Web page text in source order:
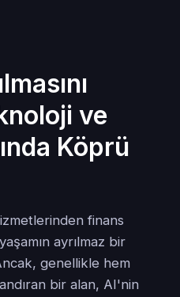
ve
Köprü
finans
ayrılmaz bir
genellikle hem
bir alan, AI'nin